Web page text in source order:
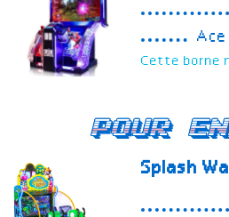
Cette borne
Pour
Splash